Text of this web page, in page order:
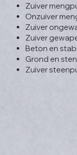
Zuiver
Onzuiver
Zuiver
Zuiver
Beton en
Grond en
Zuiver